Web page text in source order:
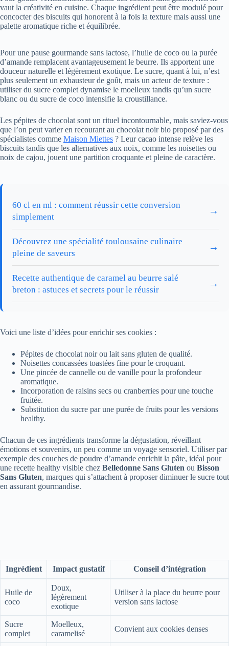
vaut la créativité en cuisine. Chaque ingrédient peut être modulé pour
concocter des biscuits qui honorent à la fois la texture mais aussi une
palette aromatique riche et équilibrée.
Pour une pause gourmande sans lactose, l’huile de coco ou la purée
d’amande remplacent avantageusement le beurre. Ils apportent une
douceur naturelle et légèrement exotique. Le sucre, quant à lui, n’est
plus seulement un exhausteur de goût, mais un acteur de texture :
utiliser du sucre complet dynamise le moelleux tandis qu’un sucre
blanc ou du sucre de coco intensifie la croustillance.
Les pépites de chocolat sont un rituel incontournable, mais saviez-vous
que l’on peut varier en recourant au chocolat noir bio proposé par des
spécialistes comme Maison Miettes ? Leur cacao intense relève les
biscuits tandis que les alternatives aux noix, comme les noisettes ou
noix de cajou, jouent une partition croquante et pleine de caractère.
60 cl en ml : comment réussir cette conversion
simplement
→
Découvrez une spécialité toulousaine culinaire
pleine de saveurs
→
Recette authentique de caramel au beurre salé
breton : astuces et secrets pour le réussir
→
Voici une liste d’idées pour enrichir ses cookies :
Pépites de chocolat noir ou lait sans gluten de qualité.
Noisettes concassées toastées fine pour le croquant.
Une pincée de cannelle ou de vanille pour la profondeur
aromatique.
Incorporation de raisins secs ou cranberries pour une touche
fruitée.
Substitution du sucre par une purée de fruits pour les versions
healthy.
Chacun de ces ingrédients transforme la dégustation, réveillant
émotions et souvenirs, un peu comme un voyage sensoriel. Utiliser par
exemple des couches de poudre d’amande enrichit la pâte, idéal pour
une recette healthy visible chez Belledonne Sans Gluten ou Bisson
Sans Gluten, marques qui s’attachent à proposer diminuer le sucre tout
en assurant gourmandise.
Ingrédient Impact gustatif Conseil d’intégration
Huile de
coco
Doux,
légèrement
exotique
Utiliser à la place du beurre pour
version sans lactose
Sucre
complet
Moelleux,
caramelisé
Convient aux cookies denses